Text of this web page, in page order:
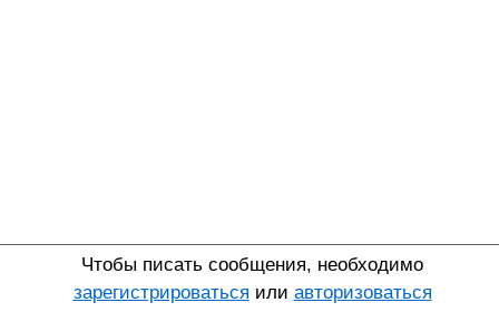
Чтобы писать сообщения, необходимо
зарегистрироваться или авторизоваться